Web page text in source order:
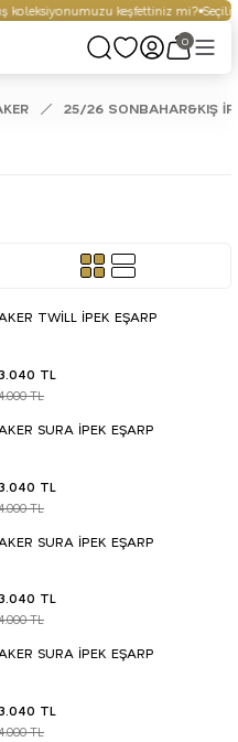
keşfettiniz mi? Seçili
0
25/26 SONBAHAR&KIŞ
TWİLL İPEK EŞARP
TL
TL
AKER SURA İPEK EŞARP
TL
TL
AKER SURA İPEK EŞARP
TL
TL
SURA İPEK EŞARP
TL
TL